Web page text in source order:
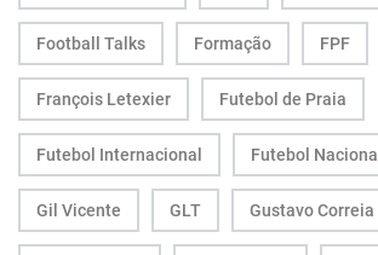
Football Talks Formação FPF
François Letexier Futebol de Praia
Futebol Internacional Futebol Nacional
Gil Vicente GLT Gustavo Correia